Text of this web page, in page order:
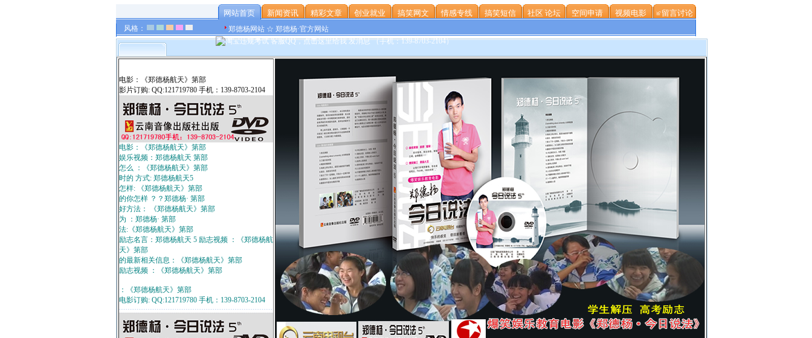
风格：
网站首页 新闻资讯 精彩文章 创业就业 搞笑网文 情感专线 搞笑短信 社区 论坛 空间申请 视频电影 ≌留言讨论
郑德杨网站 ☆ 郑德杨·官方网站
电影：《郑德杨航天》第部
影片订购: QQ:121719780 手机：139-8703-2104
电影：《郑德杨航天》第部
娱乐视频：郑德杨航天 第部
怎么 ：《郑德杨航天》第部
时的 方式: 郑德杨航天5
怎样: 《郑德杨航天》第部
的你怎样 ？？郑德杨· 第部
好方法： 《郑德杨航天》第部
为 ：郑德杨· 第部
法:《郑德杨航天》第部
励志名言：郑德杨航天 5 励志视频 ：《郑德杨航
天》第部
的最新相关信息：《郑德杨航天》第部
励志视频 ：《郑德杨航天》第部
：《郑德杨航天》第部
电影订购: QQ:121719780 手机：139-8703-2104